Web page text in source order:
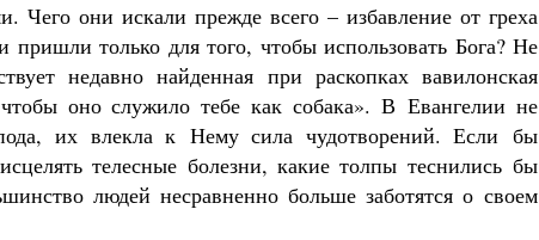
они искали прежде всего – избавление от греха
только для того, чтобы использовать Бога? Не
недавно найденная при раскопках вавилонская
оно служило тебе как собака». В Евангелии не
их влекла к Нему сила чудотворений. Если бы
телесные болезни, какие толпы теснились бы
людей несравненно больше заботятся о своем